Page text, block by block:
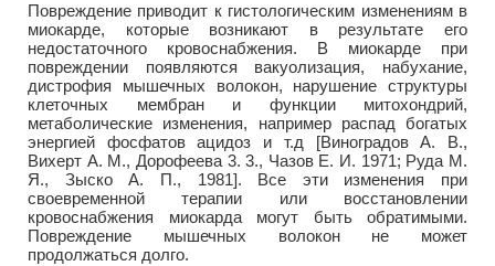
Повреждение приводит к гистологическим изменениям в
миокарде, которые возникают в результате его
недостаточного кровоснабжения. В миокарде при
повреждении появляются вакуолизация, набухание,
дистрофия мышечных волокон, нарушение структуры
клеточных мембран и функции митохондрий,
метаболические изменения, например распад богатых
энергией фосфатов ацидоз и т.д [Виноградов А. В.,
Вихерт А. М., Дорофеева 3. 3., Чазов Е. И. 1971; Руда М.
Я., Зыско А. П., 1981]. Все эти изменения при
своевременной терапии или восстановлении
кровоснабжения миокарда могут быть обратимыми.
Повреждение мышечных волокон не может
продолжаться долго.